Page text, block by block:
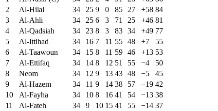
2
Al-Hilal 34 25 9 0 85 27 +58 84
3
Al-Ahli 34 25 6 3 71 25 +46 81
4
Al-Qadsiah 34 23 8 3 83 34 +49 77
5
Al-Ittihad 34 16 7 11 55 48 +7
55
6
Al-Taawoun 34 15 8 11 59 46 +13 53
7
Al-Ettifaq 34 14 8 12 51 55 −4
50
8
Neom 34 12 9 13 43 48 −5
45
9
Al-Hazem 34 11 9 14 38 57 −19 42
10
Al-Fayha 34 10 8 16 41 54 −13 38
11
Al-Fateh 34 9 10 15 41 55 −14 37